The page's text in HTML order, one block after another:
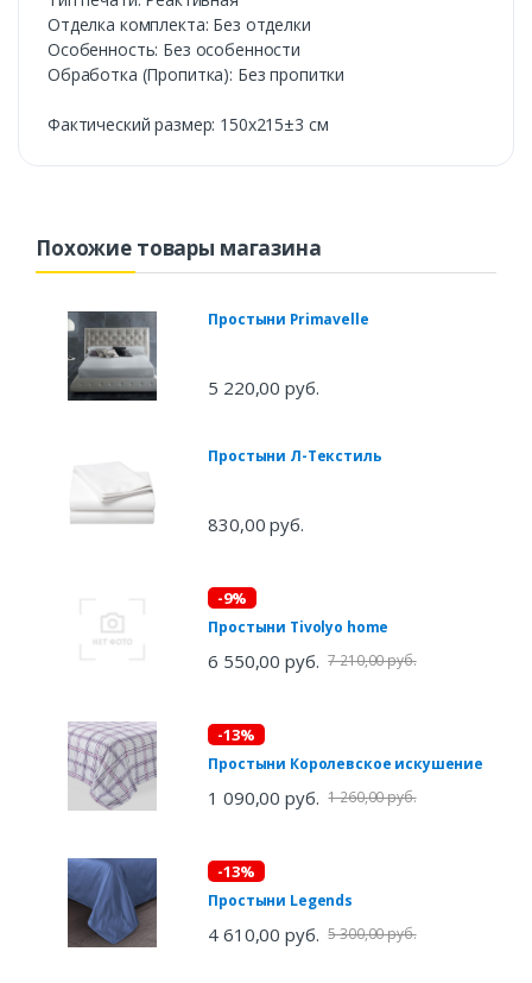
Отделка комплекта: Без отделки
Особенность: Без особенности
Обработка (Пропитка): Без пропитки
Фактический размер: 150х215±3 см
Похожие товары магазина
Простыни Primavelle
5 220,00 руб.
Простыни Л-Текстиль
830,00 руб.
-9%
Простыни Tivolyo home
6 550,00 руб. 7 210,00 руб.
-13%
Простыни Королевское искушение
1 090,00 руб. 1 260,00 руб.
-13%
Простыни Legends
4 610,00 руб. 5 300,00 руб.